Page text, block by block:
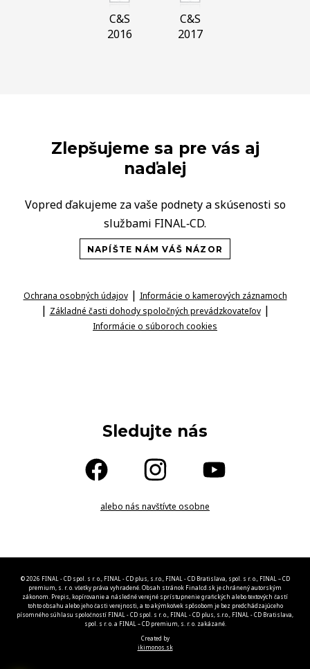
C&S
2016
C&S
2017
Zlepšujeme sa pre vás aj
naďalej
Vopred ďakujeme za vaše podnety a skúsenosti so
službami FINAL‑CD.
NAPÍŠTE NÁM VÁŠ NÁZOR
Ochrana osobných údajov| Informácie o kamerových záznamoch
| Základné časti dohody spoločných prevádzkovateľov|
Informácie o súboroch cookies
Sledujte nás
alebo nás navštívte osobne
© 2026 FINAL - CD spol. s r. o., FINAL - CD plus, s.r.o., FINAL - CD Bratislava, spol. s r. o., FINAL – CD
premium, s. r. o. všetky práva vyhradené. Obsah stránok Finalcd.sk je chránený autorským
zákonom. Prepis, kopírovanie a následné verejné sprístupnenie grafických alebo textových častí
tohto obsahu alebo jeho časti verejnosti, a to akýmkoľvek spôsobom je bez predchádzajúceho
písomného súhlasu spoločností FINAL - CD spol. s r. o., FINAL - CD plus, s.r.o., FINAL - CD Bratislava,
spol. s r. o. a FINAL – CD premium, s. r. o. zakázané.
Created by
ikimonos.sk